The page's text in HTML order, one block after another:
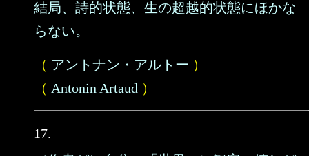
結局、詩的状態、生の超越的状態にほかな
らない。
（ アントナン・アルトー ）
（ Antonin Artaud ）
17.